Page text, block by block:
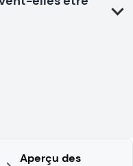
Aperçu des